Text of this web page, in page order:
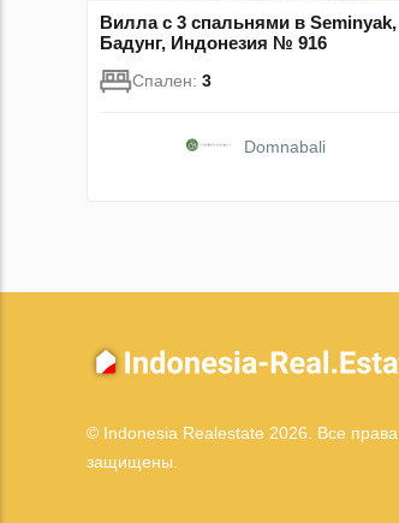
Вилла с 3 спальнями в Seminyak,
Бадунг, Индонезия № 916
Спален: 3
Domnabali
© Indonesia Realestate 2026. Все права
защищены.